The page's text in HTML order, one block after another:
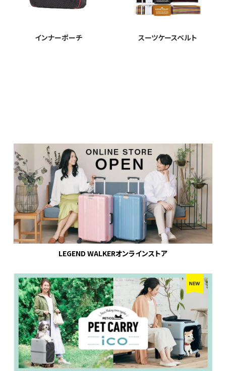
インナーポーチ スーツケースベルト
LEGEND WALKERオンラインストア